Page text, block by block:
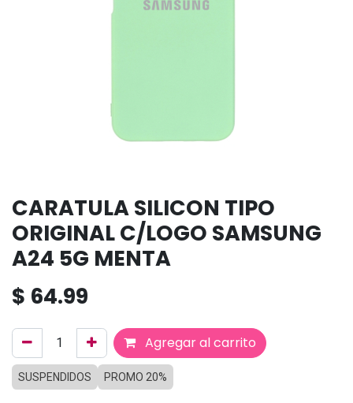
CARATULA SILICON TIPO
ORIGINAL C/LOGO SAMSUNG
A24 5G MENTA
$ 64.99
Agregar al carrito
SUSPENDIDOS PROMO 20%